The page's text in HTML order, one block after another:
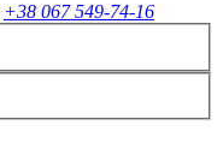
+38 067 549-74-16